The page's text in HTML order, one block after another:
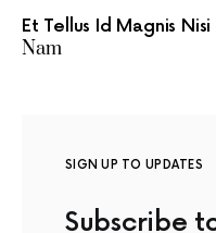
Et Tellus Id Magnis
Nam
SIGN UP TO UPDATES
Subscribe